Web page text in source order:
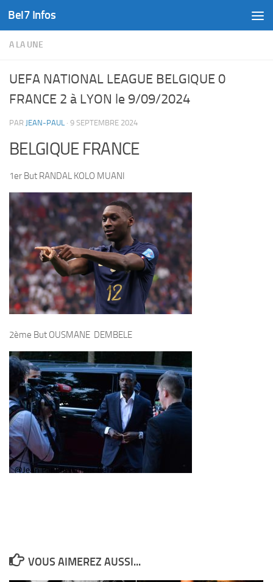
Skip to content
Bel7 Infos
A LA UNE
UEFA NATIONAL LEAGUE BELGIQUE 0
FRANCE 2 à LYON le 9/09/2024
PAR JEAN-PAUL · 9 SEPTEMBRE 2024
BELGIQUE FRANCE
1er But RANDAL KOLO MUANI
2ème But OUSMANE DEMBELE
VOUS AIMEREZ AUSSI...